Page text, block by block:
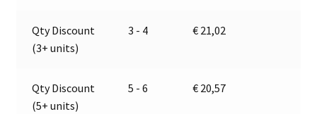
06078
e
Qty Discount
(3+ units)
3 - 4 € 21,02
Qty Discount
(5+ units)
5 - 6 € 20,57